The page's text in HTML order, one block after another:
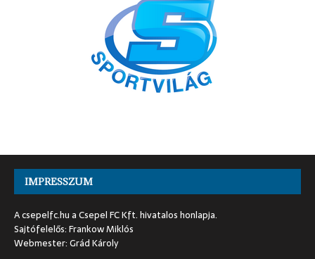
IMPRESSZUM
A csepelfc.hu a Csepel FC Kft. hivatalos honlapja.
Sajtófelelős: Frankow Miklós
Webmester: Grád Károly